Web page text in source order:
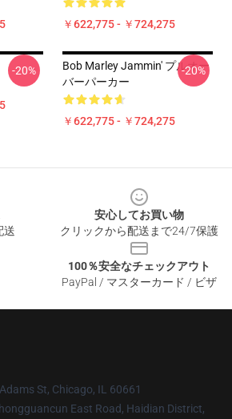
￥622,775 - ￥724,275
-20%
Bob Marley Jammin' プルオー
バーパーカー
￥622,775 - ￥724,275
-20%
送
安心してお買い物
クリックから配送まで24/7保護
100％安全なチェックアウト
PayPal / マスターカード / ビザ
St, Chicago, IL 60661
East Road, Haidian District,